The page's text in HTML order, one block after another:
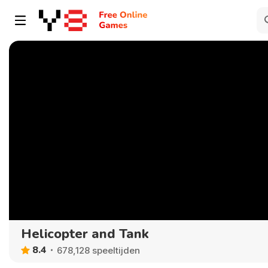
Helicopter and Tank
8.4 678,128 speeltijden